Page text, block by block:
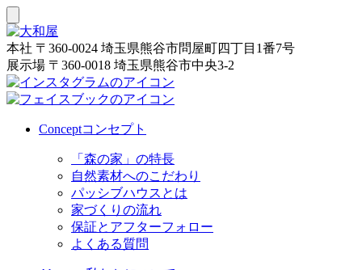
本社 〒360-0024 埼玉県熊谷市問屋町四丁目1番7号
展示場 〒360-0018 埼玉県熊谷市中央3-2
Conceptコンセプト
「森の家」の特長
自然素材へのこだわり
パッシブハウスとは
家づくりの流れ
保証とアフターフォロー
よくある質問